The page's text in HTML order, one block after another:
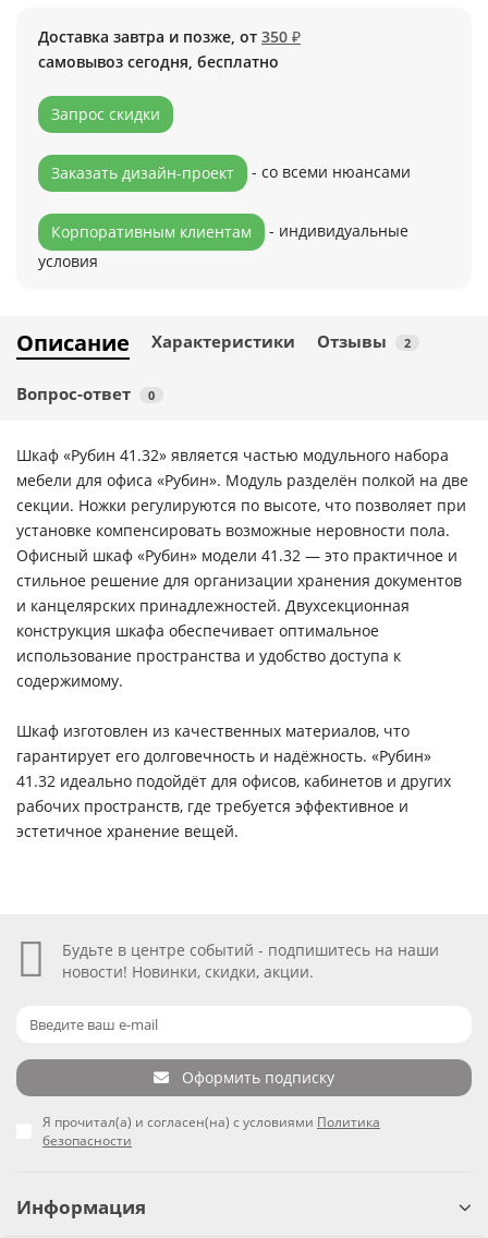
Доставка завтра и позже, от 350 ₽
самовывоз сегодня, бесплатно
Запрос скидки
Заказать дизайн-проект - со всеми нюансами
Корпоративным клиентам
- индивидуальные
условия
Описание Характеристики Отзывы 2
Вопрос-ответ 0
Шкаф «Рубин 41.32» является частью модульного набора
мебели для офиса «Рубин». Модуль разделён полкой на две
секции. Ножки регулируются по высоте, что позволяет при
установке компенсировать возможные неровности пола.
Офисный шкаф «Рубин» модели 41.32 — это практичное и
стильное решение для организации хранения документов
и канцелярских принадлежностей. Двухсекционная
конструкция шкафа обеспечивает оптимальное
использование пространства и удобство доступа к
содержимому.
Шкаф изготовлен из качественных материалов, что
гарантирует его долговечность и надёжность. «Рубин»
41.32 идеально подойдёт для офисов, кабинетов и других
рабочих пространств, где требуется эффективное и
эстетичное хранение вещей.
Будьте в центре событий - подпишитесь на наши
новости! Новинки, скидки, акции.
Оформить подписку
Я прочитал(а) и согласен(на) с условиями Политика
безопасности
Информация